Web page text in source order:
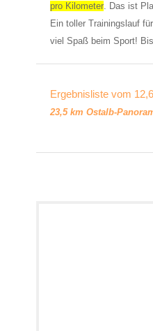
pro Kilometer. Das ist
Ein toller Trainingslauf
viel Spaß beim Sport!
Ergebnisliste vom
23,5 km Ostalb-